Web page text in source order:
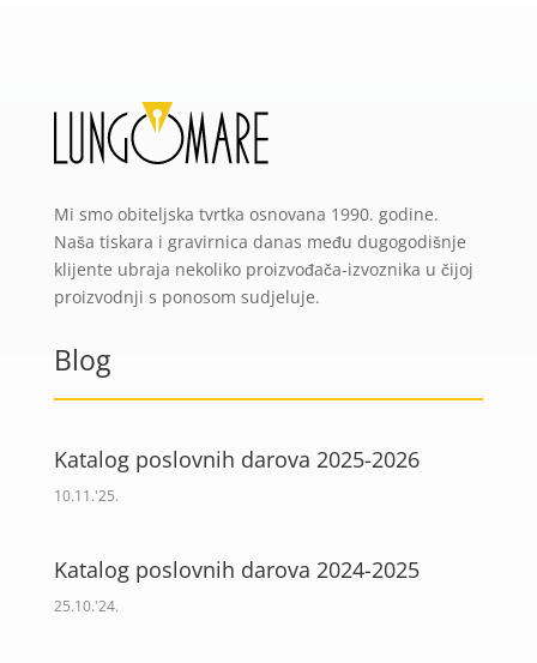
Mi smo obiteljska tvrtka osnovana 1990. godine.
Naša tiskara i gravirnica danas među dugogodišnje
klijente ubraja nekoliko proizvođača-izvoznika u čijoj
proizvodnji s ponosom sudjeluje.
Blog
Katalog poslovnih darova 2025-2026
10.11.'25.
Katalog poslovnih darova 2024-2025
25.10.'24.